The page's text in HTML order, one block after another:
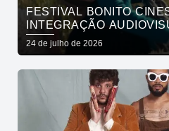
FESTIVAL BONITO
INTEGRAÇÃO
AMERICANA
24 de julho de 2026